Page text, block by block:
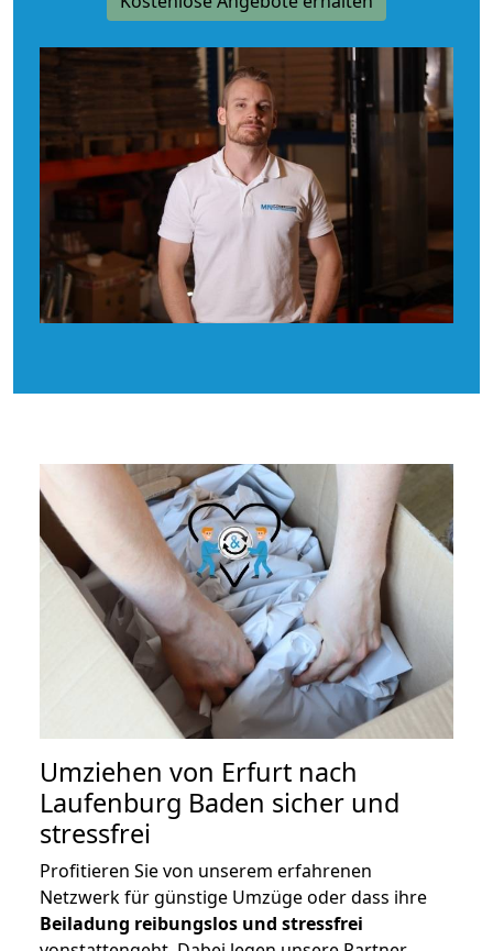
Umziehen von Erfurt nach
Laufenburg Baden sicher und
stressfrei
Profitieren Sie von unserem erfahrenen
Netzwerk für günstige Umzüge oder dass ihre
Beiladung reibungslos und stressfrei